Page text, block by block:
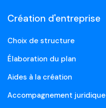
Création d'entreprise
Choix de structure
Élaboration du plan
Aides à la création
Accompagnement juridique